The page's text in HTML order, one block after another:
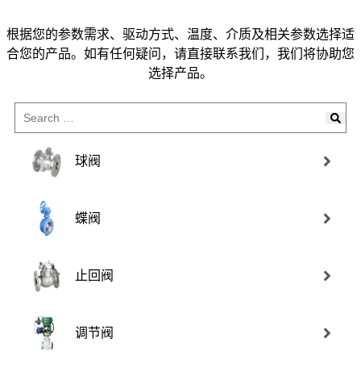
根据您的参数需求、驱动方式、温度、介质及相关参数选择适
合您的产品。如有任何疑问，请直接联系我们，我们将协助您
选择产品。
球阀
蝶阀
止回阀
调节阀